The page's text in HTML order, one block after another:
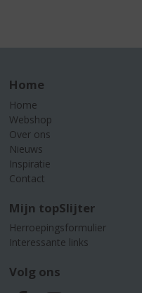
Home
Home
Webshop
Over ons
Nieuws
Inspiratie
Contact
Mijn topSlijter
Herroepingsformulier
Interessante links
Volg ons